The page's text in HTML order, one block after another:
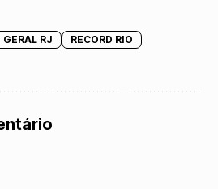
RJ
RECORD RIO